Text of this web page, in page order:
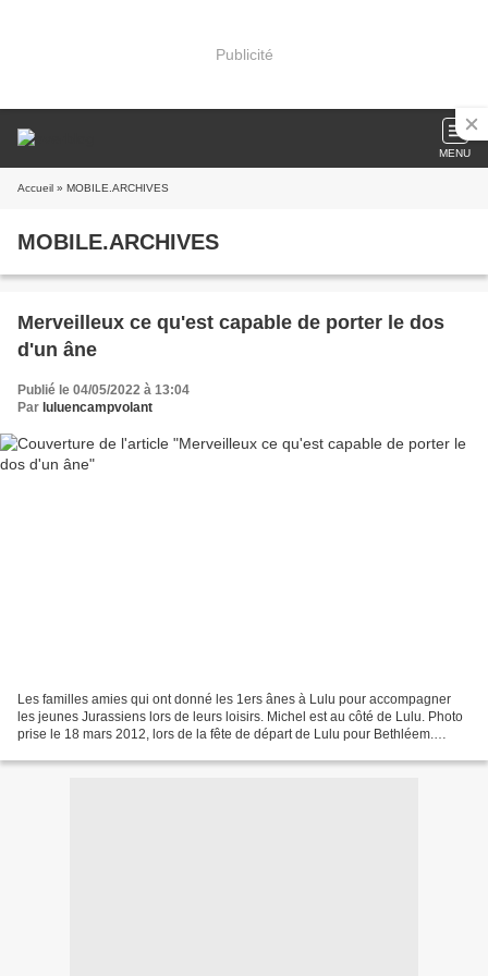
Publicité
MENU
Accueil » MOBILE.ARCHIVES
MOBILE.ARCHIVES
Merveilleux ce qu'est capable de porter le dos
d'un âne
Publié le 04/05/2022 à 13:04
Par luluencampvolant
Les familles amies qui ont donné les 1ers ânes à Lulu pour accompagner
les jeunes Jurassiens lors de leurs loisirs. Michel est au côté de Lulu. Photo
prise le 18 mars 2012, lors de la fête de départ de Lulu pour Bethléem.